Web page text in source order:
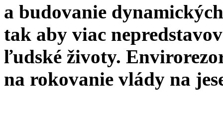
a budovanie
tak aby viac
ľudské životy.
na rokovanie vlády na